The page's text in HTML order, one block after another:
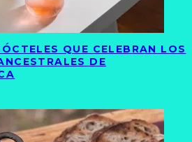
QUE CELEBRAN LOS
DE